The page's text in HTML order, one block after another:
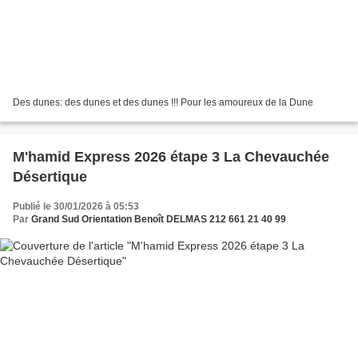
Des dunes: des dunes et des dunes !!! Pour les amoureux de la Dune
M'hamid Express 2026 étape 3 La Chevauchée
Désertique
Publié le 30/01/2026 à 05:53
Par Grand Sud Orientation Benoît DELMAS 212 661 21 40 99